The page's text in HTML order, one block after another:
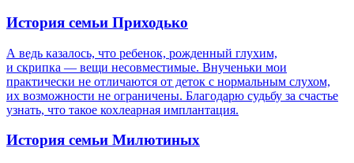
История семьи Приходько
А ведь казалось, что ребенок, рожденный глухим,
и скрипка — вещи несовместимые. Внученьки мои
практически не отличаются от деток с нормальным слухом,
их возможности не ограничены. Благодарю судьбу за счастье
узнать, что такое кохлеарная имплантация.
История семьи Милютиных